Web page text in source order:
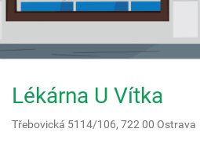
Lékárna U Vítka
Třebovická 5114/106, 722 00 Ostrava